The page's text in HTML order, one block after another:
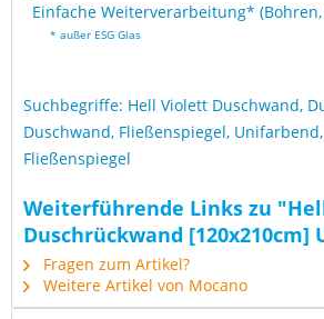
Einfache Weiterverarbeitung*
* außer ESG Glas
Suchbegriffe: Hell Violett Duschwand,
Duschwand, Fließenspiegel,
Fließenspiegel
Weiterführende Links zu
Duschrückwand
Fragen zum Artikel?
Weitere Artikel von Mocano